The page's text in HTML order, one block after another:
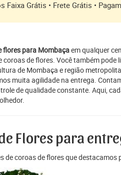
Faixa Grátis • Frete Grátis •
flores para Mombaçaem qualquer
coroas de flores. Você também pode
de Mombaça e região
muita agilidade na entrega.
de qualidade constante. Aqui,
Flores para
de coroas de flores que